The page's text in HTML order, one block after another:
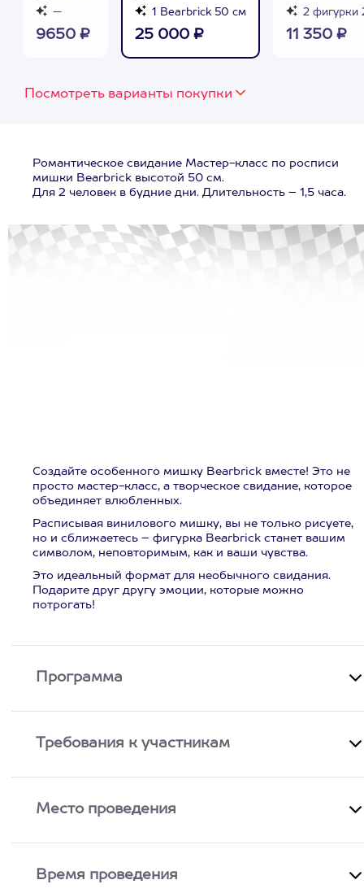
—
9650 ₽
1 Bearbrick 50 см
25 000 ₽
2 фигурки
11 350 ₽
Посмотреть варианты покупки
Романтическое свидание Мастер-класс по росписи
мишки Bearbrick высотой 50 см.
Для 2 человек в будние дни. Длительность – 1,5 часа.
Создайте особенного мишку Bearbrick вместе! Это не
просто мастер-класс, а творческое свидание, которое
объединяет влюбленных.
Расписывая винилового мишку, вы не только рисуете,
но и сближаетесь – фигурка Bearbrick станет вашим
символом, неповторимым, как и ваши чувства.
Это идеальный формат для необычного свидания.
Подарите друг другу эмоции, которые можно
потрогать!
Программа
Требования к участникам
Место проведения
Время проведения